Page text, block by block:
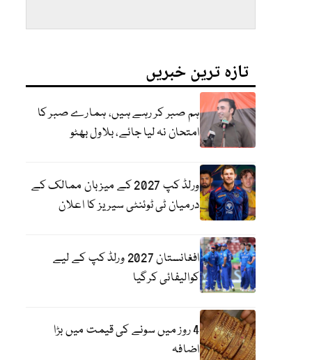
تازہ ترین خبریں
ہم صبر کر رہے ہیں، ہمارے صبر کا
امتحان نہ لیا جائے، بلاول بھٹو
ورلڈ کپ 2027 کے میزبان ممالک کے
درمیان ٹی ٹوئنٹی سیریز کا اعلان
افغانستان 2027 ورلڈ کپ کے لیے
کوالیفائی کرگیا
4 روز میں سونے کی قیمت میں بڑا
اضافہ